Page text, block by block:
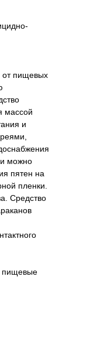
от пищевых
массой
и
можно
пятен на
пленки.
Средство
пищевые